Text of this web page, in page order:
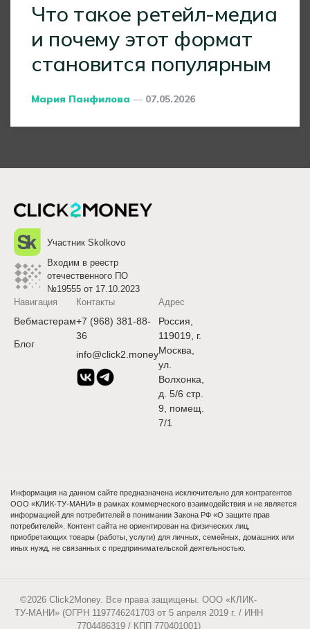
Что такое ретейл-медиа
и почему этот формат
становится популярным
Posted
Мария Панфилова 07.05.2026
Участник Skolkovo
Входим в реестр
отечественного ПО
№19555 от 17.10.2023
Навигация
Вебмастерам
Блог
Контакты
+7 (968) 381-88-
36
info@click2.money
Адрес
Россия,
119019, г.
Москва,
ул.
Волхонка,
д. 5/6 стр.
9, помещ.
7/1
Информация на данном сайте предназначена исключительно для контрагентов
ООО «КЛИК-ТУ-МАНИ» в рамках коммерческого взаимодействия и не является
информацией для потребителей в понимании Закона РФ «О защите прав
потребителей». Контент сайта не ориентирован на физических лиц,
приобретающих товары (работы, услуги) для личных, семейных, домашних или
иных нужд, не связанных с предпринимательской деятельностью.
©2026 Click2Money. Все права защищены. ООО «КЛИК-
ТУ-МАНИ» (ОГРН 1197746241703 от 5 апреля 2019 г. / ИНН
7704486319 / КПП 770401001)